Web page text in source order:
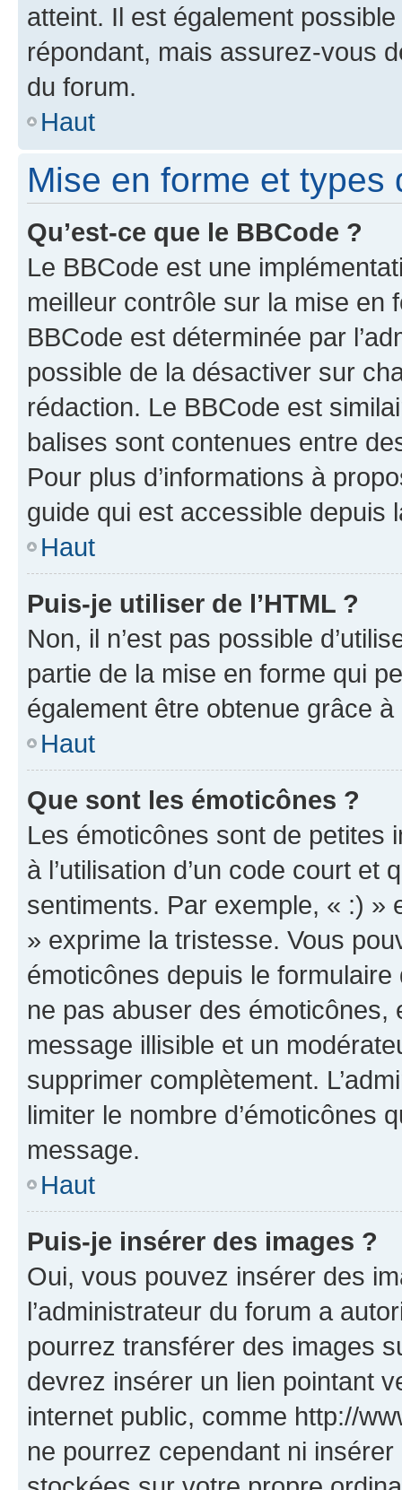
atteint. Il est également
répondant, mais assurez-vous
du forum.
Haut
Mise en forme et types
Qu’est-ce que le BBCode ?
Le BBCode est une
meilleur contrôle sur la mise en
BBCode est déterminée par
possible de la désactiver sur
rédaction. Le BBCode est
balises sont contenues entre
Pour plus d’informations à
guide qui est accessible depuis
Haut
Puis-je utiliser de l’HTML ?
Non, il n’est pas possible
partie de la mise en forme qui
également être obtenue grâce à
Haut
Que sont les émoticônes ?
Les émoticônes sont de petites
à l’utilisation d’un code court et
sentiments. Par exemple, « :) »
» exprime la tristesse. Vous
émoticônes depuis le
ne pas abuser des
message illisible et un
supprimer complètement.
limiter le nombre d’émoticônes
message.
Haut
Puis-je insérer des images ?
Oui, vous pouvez insérer des
l’administrateur du forum a
pourrez transférer des images
devrez insérer un lien pointant
internet public, comme http://
ne pourrez cependant ni